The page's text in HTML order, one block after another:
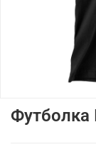
Футболка